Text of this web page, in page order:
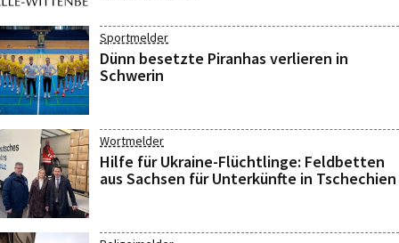
Sportmelder
Dünn besetzte Piranhas verlieren in
Schwerin
Wortmelder
Hilfe für Ukraine-Flüchtlinge: Feldbetten
aus Sachsen für Unterkünfte in Tschechien